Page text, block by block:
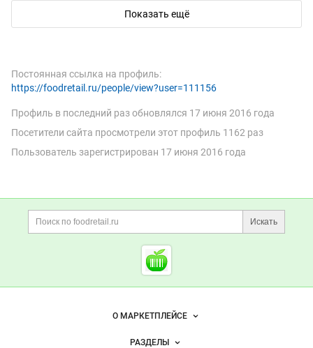
100 ₽
Легкое свиное (замороженное)
Смотреть объявление
115 ₽
Шпик хребтовой
Смотреть объявление
Смотреть объявление
Продам
Показать ещё
Постоянная ссылка на профиль:
https://foodretail.ru/people/view?user=111156
Профиль в последний раз обновлялся 17 июня 2016 года
Посетители сайта просмотрели этот профиль 1162 раз
Пользователь зарегистрирован 17 июня 2016 года
Дополнительная информация
Поиск по сайту и
Искать
Cсылки на полезные
Foodretail.ru
— продукты
Важные разделы и контакты
Навигация по сайтуО МАРКЕТПЛЕЙСЕ
Новости Foodretail.ru
РАЗДЕЛЫ